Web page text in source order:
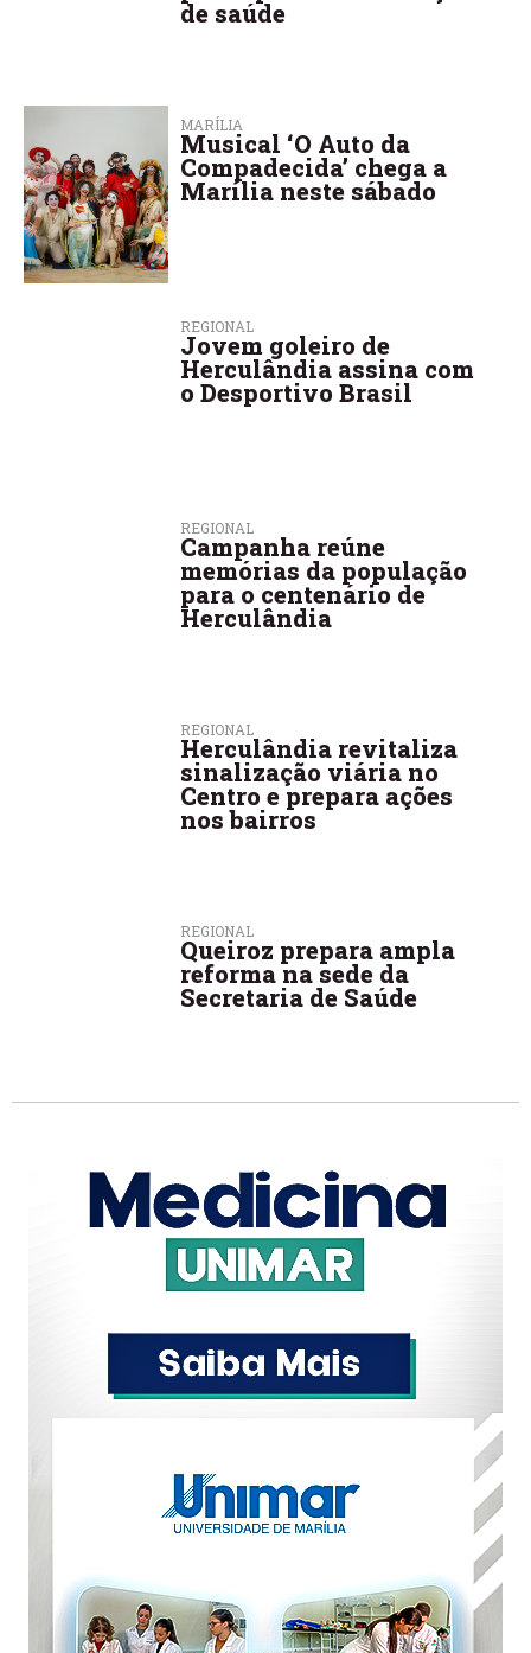
de saúde
MARÍLIA
Musical ‘O Auto da
Compadecida’ chega a
Marília neste sábado
REGIONAL
Jovem goleiro de
Herculândia assina com
o Desportivo Brasil
REGIONAL
Campanha reúne
memórias da população
para o centenário de
Herculândia
REGIONAL
Herculândia revitaliza
sinalização viária no
Centro e prepara ações
nos bairros
REGIONAL
Queiroz prepara ampla
reforma na sede da
Secretaria de Saúde